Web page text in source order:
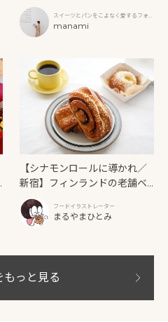
9 OCHANOMIZU」の抹茶ア
フタヌーンティーと新作クリ
ームソーダ
スイーツとパンをこよなく愛するフォト
グラファー
manami
【シナモンロールに導かれ／
新宿】フィンランドの老舗ベ
ーカリーカフェが日本上陸！
「Ekberg（エクベリ）」
フードイラストレーター
まるやまひとみ
もっと見る